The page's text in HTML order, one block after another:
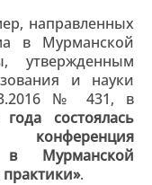
направленных
в Мурманской
утвержденным
и науки
№ 431, в
состоялась
в Мурманской
.